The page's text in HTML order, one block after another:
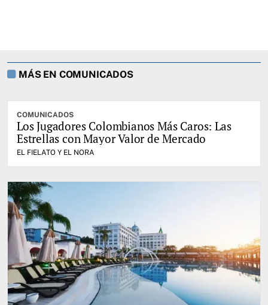
MÁS EN COMUNICADOS
COMUNICADOS
Los Jugadores Colombianos Más Caros: Las
Estrellas con Mayor Valor de Mercado
EL FIELATO Y EL NORA